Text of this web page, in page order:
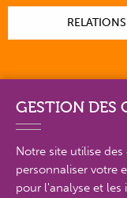
PLAN DU SITE EN
GESTION DES
Notre site utilise
personnaliser votre
pour l'analyse et les